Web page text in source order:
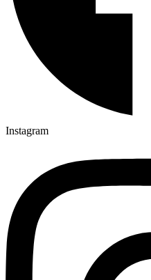
Instagram